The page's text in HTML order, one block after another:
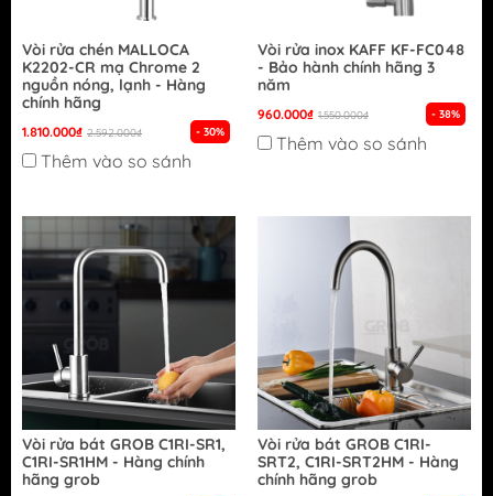
Vòi rửa chén MALLOCA
K2202-CR mạ Chrome 2
nguồn nóng, lạnh - Hàng
chính hãng
1.810.000₫ 2.592.000₫ - 30%
Thêm vào so sánh
Vòi rửa inox KAFF KF-FC048
- Bảo hành chính hãng 3
năm
960.000₫ 1.550.000₫ - 38%
Thêm vào so sánh
Vòi rửa bát GROB C1RI-SR1,
C1RI-SR1HM - Hàng chính
hãng grob
Vòi rửa bát GROB C1RI-
SRT2, C1RI-SRT2HM - Hàng
chính hãng grob